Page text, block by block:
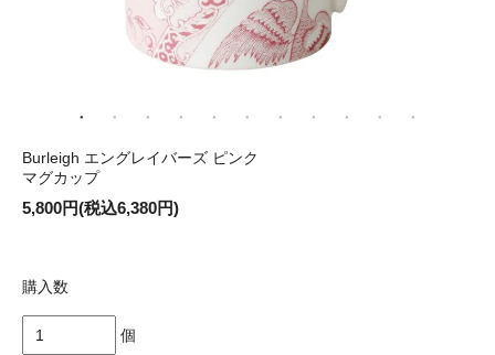
Burleigh エングレイバーズ ピンク
マグカップ
5,800円(税込6,380円)
購入数
個